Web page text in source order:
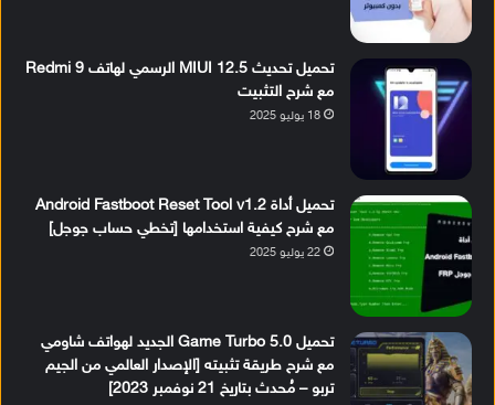
تحميل تحديث MIUI 12.5 الرسمي لهاتف Redmi 9
مع شرح التثبيت
18 يوليو 2025
تحميل أداة Android Fastboot Reset Tool v1.2
مع شرح كيفية استخدامها [تخطي حساب جوجل]
22 يوليو 2025
تحميل Game Turbo 5.0 الجديد لهواتف شاومي
مع شرح طريقة تثبيته [الإصدار العالمي من الجيم
تربو – مُحدث بتاريخ 21 نوفمبر 2023]